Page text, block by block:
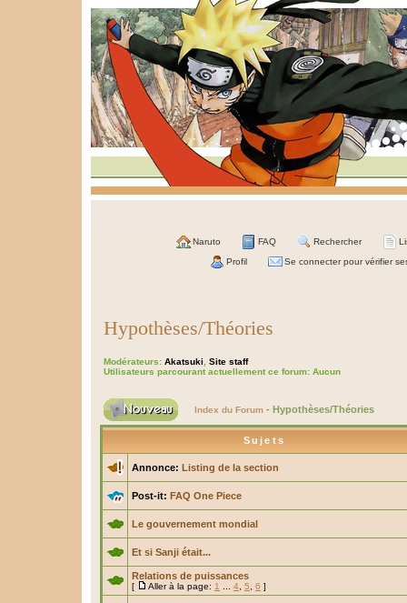
Naruto FAQ Rechercher
Profil Se connecter pour vérifier
Hypothèses/Théories
Modérateurs: Akatsuki
Site staff
Utilisateurs parcourant actuellement ce forum: Aucun
Index du Forum - Hypothèses/Théories
Sujets
Annonce: Listing de la section
Post-it: FAQ One Piece
Le gouvernement mondial
Et si Sanji était...
Relations de puissances
[ Aller à la page: 1 4 5 6 ]